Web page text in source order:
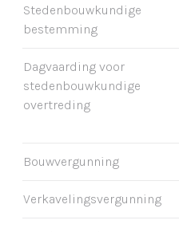
Stedenbouwkundige
bestemming
Dagvaarding voor
stedenbouwkundige
overtreding
Bouwvergunning
Verkavelingsvergunning